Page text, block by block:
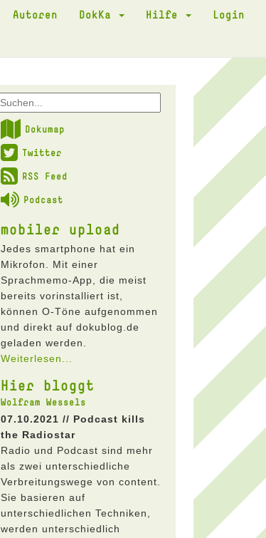
Autoren DokKa Hilfe Login
Dokumap
Twitter
RSS Feed
Podcast
mobiler upload
Jedes smartphone hat ein
Mikrofon. Mit einer
Sprachmemo-App, die meist
bereits vorinstalliert ist,
können O-Töne aufgenommen
und direkt auf dokublog.de
geladen werden.
Weiterlesen...
Hier bloggt
Wolfram Wessels
07.10.2021 // Podcast kills
the Radiostar
Radio und Podcast sind mehr
als zwei unterschiedliche
Verbreitungswege von content.
Sie basieren auf
unterschiedlichen Techniken,
werden unterschiedlich